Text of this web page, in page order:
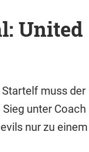
United
muss der
unter Coach
nur zu einem